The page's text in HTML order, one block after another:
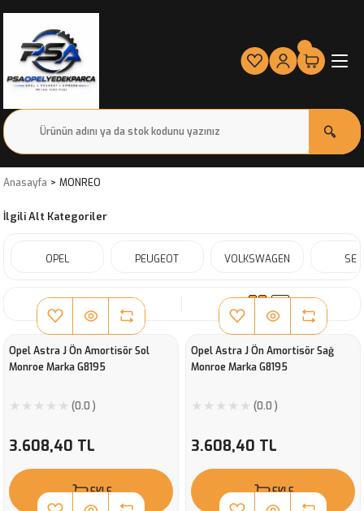
Anasayfa MONREO
İlgili Alt Kategoriler
OPEL PEUGEOT VOLKSWAGEN
Opel Astra J Ön Amortisör Sol
Monroe Marka G8195
(0.0 )
3.608,40 TL
EKLE
Opel Astra J Ön Amortisör Sağ
Monroe Marka G8195
(0.0 )
3.608,40 TL
EKLE